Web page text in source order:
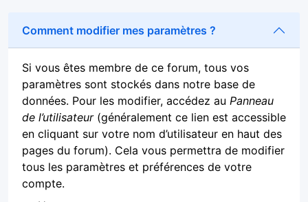
Comment modifier mes paramètres ?
Si vous êtes membre de ce forum, tous vos
paramètres sont stockés dans notre base de
données. Pour les modifier, accédez au Panneau
de l’utilisateur(généralement ce lien est accessible
en cliquant sur votre nom d’utilisateur en haut des
pages du forum). Cela vous permettra de modifier
tous les paramètres et préférences de votre
compte.